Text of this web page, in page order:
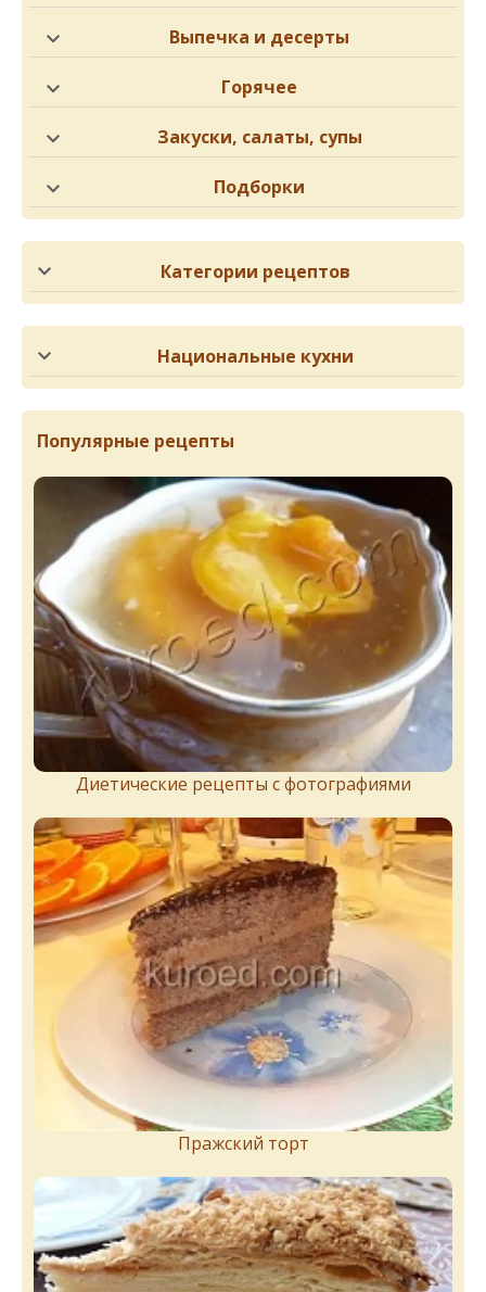
Выпечка и десерты
Горячее
Закуски, салаты, супы
Подборки
Категории рецептов
Национальные кухни
Популярные рецепты
Диетические рецепты с фотографиями
Пражский торт